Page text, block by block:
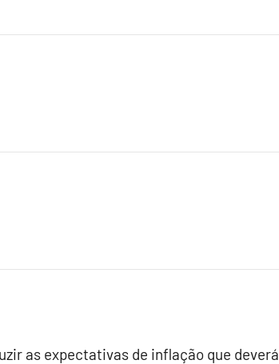
as expectativas de inflação que deverá